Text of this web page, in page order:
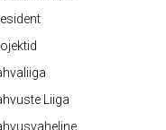
Liiga